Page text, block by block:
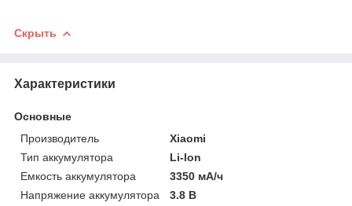
Скрыть
Характеристики
Основные
Производитель
Xiaomi
Тип аккумулятора
Li-Ion
Емкость аккумулятора
3350 мА/ч
Напряжение аккумулятора
3.8 В